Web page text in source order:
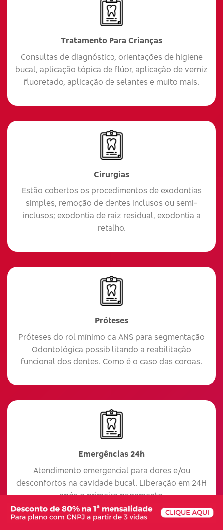
Tratamento Para Crianças
Consultas de diagnóstico, orientações de higiene
bucal, aplicação tópica de flúor, aplicação de verniz
fluoretado, aplicação de selantes e muito mais.
Cirurgias
Estão cobertos os procedimentos de exodontias
simples, remoção de dentes inclusos ou semi-
inclusos; exodontia de raiz residual, exodontia a
retalho.
Próteses
Próteses do rol mínimo da ANS para segmentação
Odontológica possibilitando a reabilitação
funcional dos dentes. Como é o caso das coroas.
Emergências 24h
Atendimento emergencial para dores e/ou
desconfortos na cavidade bucal. Liberação em 24H
após o primeiro pagamento.